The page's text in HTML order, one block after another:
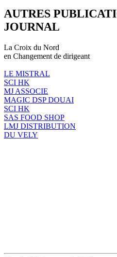
AUTRES
JOURNAL
La Croix du Nord
en Changement de dirigeant
LE MISTRAL
SCI HK
MJ ASSOCIE
MAGIC DSP DOUAI
SCI HK
SAS FOOD SHOP
LMJ DISTRIBUTION
DU VELY